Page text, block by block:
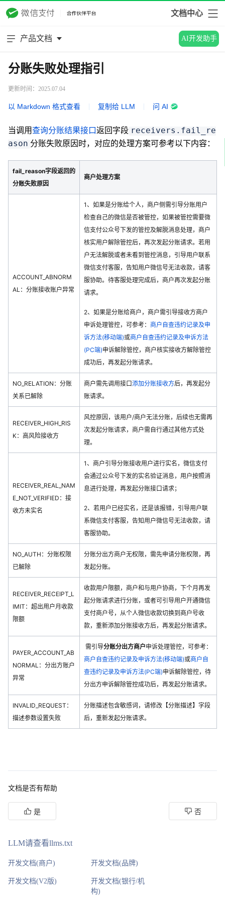
文档中心
产品文档 AI开发助手
分账失败处理指引
更新时间：2025.07.04
以 Markdown 格式查看 复制给 LLM 问 AI
当调用查询分账结果接口返回字段 receivers.fail_re
ason 分账失败原因时，对应的处理方案可参考以下内容：
fail_reason字段返回的
分账失败原因
商户处理方案
ACCOUNT_ABNORM
AL：分账接收账户异常
1、如果是分账给个人，商户侧需引导分账用户
检查自己的微信是否被管控，如果被管控需要微
信支付公众号下发的管控及解脱消息处理，商户
核实用户解除管控后，再次发起分账请求。若用
户无法解脱或者未看到管控消息，引导用户联系
微信支付客服，告知用户微信号无法收款，请客
服协助。待客服处理完成后，商户再次发起分账
请求。
2、如果是分账给商户，商户需引导接收方商户
申诉处理管控，可参考： 商户自查违约记录及申
诉方法(移动端)或商户自查违约记录及申诉方法
(PC端)申诉解除管控，商户核实接收方解除管控
成功后，再发起分账请求。
NO_RELATION：分账
关系已解除
商户需先调用接口添加分账接收方后，再发起分
账请求。
RECEIVER_HIGH_RIS
K：高风险接收方
风控原因，该用户/商户无法分账，后续也无需再
次发起分账请求，商户需自行通过其他方式处
理。
RECEIVER_REAL_NAM
E_NOT_VERIFIED：接
收方未实名
1、商户引导分账接收用户进行实名，微信支付
会通过公众号下发的实名验证消息，用户按照消
息进行处理，再发起分账接口请求；
2、若用户已经实名，还是该报错，引导用户联
系微信支付客服，告知用户微信号无法收款，请
客服协助。
NO_AUTH：分账权限
已解除
分账分出方商户无权限，需先申请分账权限，再
发起分账。
RECEIVER_RECEIPT_L
IMIT：超出用户月收款
限额
收款用户限额，商户和与用户协商，下个月再发
起分账请求进行分账，或者可引导用户开通微信
支付商户号，从个人微信收款切换到商户号收
款，重新添加分账接收方后，再发起分账请求。
PAYER_ACCOUNT_AB
NORMAL：分出方账户
异常
需引导分账分出方商户申诉处理管控，可参考：
商户自查违约记录及申诉方法(移动端)或商户自
查违约记录及申诉方法(PC端)申诉解除管控，待
分出方申诉解除管控成功后，再发起分账请求。
INVALID_REQUEST：
描述参数设置失败
分账描述包含敏感词，请修改【分账描述】字段
后，重新发起分账请求。
文档是否有帮助
是 否
LLM请查看llms.txt
开发文档(商户) 开发文档(品牌)
开发文档(V2版)
开发文档(银行/机
构)